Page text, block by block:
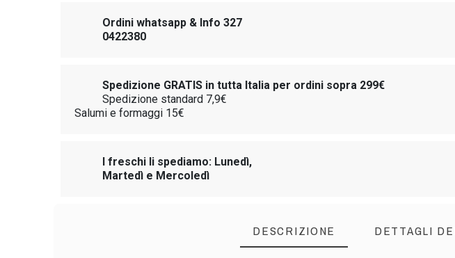
Ordini whatsapp & Info 327
0422380
Spedizione GRATIS in tutta Italia per ordini sopra 299€
Spedizione standard 7,9€
Salumi e formaggi 15€
I freschi li spediamo: Lunedì,
Martedì e Mercoledì
DESCRIZIONE DETTAGLI